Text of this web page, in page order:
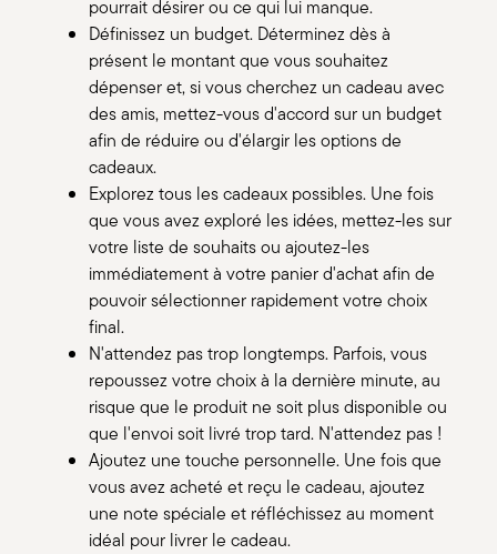
pourrait désirer ou ce qui lui manque.
Définissez un budget. Déterminez dès à
présent le montant que vous souhaitez
dépenser et, si vous cherchez un cadeau avec
des amis, mettez-vous d'accord sur un budget
afin de réduire ou d'élargir les options de
cadeaux.
Explorez tous les cadeaux possibles. Une fois
que vous avez exploré les idées, mettez-les sur
votre liste de souhaits ou ajoutez-les
immédiatement à votre panier d'achat afin de
pouvoir sélectionner rapidement votre choix
final.
N'attendez pas trop longtemps. Parfois, vous
repoussez votre choix à la dernière minute, au
risque que le produit ne soit plus disponible ou
que l'envoi soit livré trop tard. N'attendez pas !
Ajoutez une touche personnelle. Une fois que
vous avez acheté et reçu le cadeau, ajoutez
une note spéciale et réfléchissez au moment
idéal pour livrer le cadeau.